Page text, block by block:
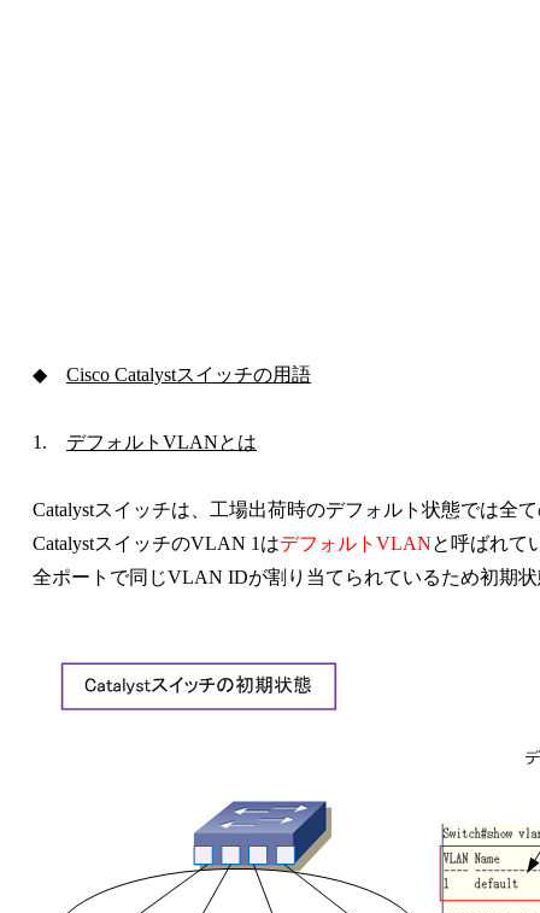
◆ Cisco Catalystスイッチの用語
1. デフォルトVLANとは
Catalystスイッチは、工場出荷時のデフォルト状態では全
CatalystスイッチのVLAN 1はデフォルトVLANと呼ばれて
全ポートで同じVLAN IDが割り当てられているため初期